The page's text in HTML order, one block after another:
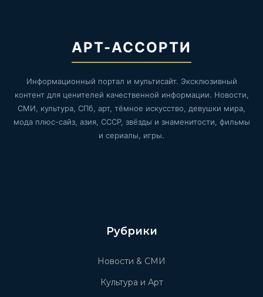
АРТ-АССОРТИ
Информационный портал и мультисайт. Эксклюзивный
контент для ценителей качественной информации. Новости,
СМИ, культура, СПб, арт, тёмное искусство, девушки мира,
мода плюс-сайз, азия, СССР, звёзды и знаменитости, фильмы
и сериалы, игры.
Рубрики
Новости & СМИ
Культура и Арт